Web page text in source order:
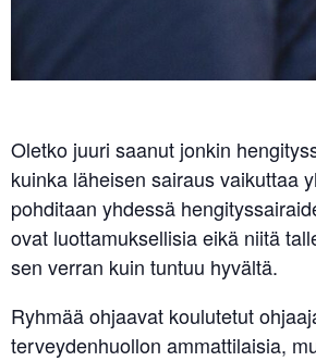
Oletko juuri saanut jonkin
kuinka läheisen sairaus vaikuttaa
pohditaan yhdessä
ovat luottamuksellisia eikä niitä
sen verran kuin tuntuu hyvältä.
Ryhmää ohjaavat koulutetut
terveydenhuollon ammattilaisia,